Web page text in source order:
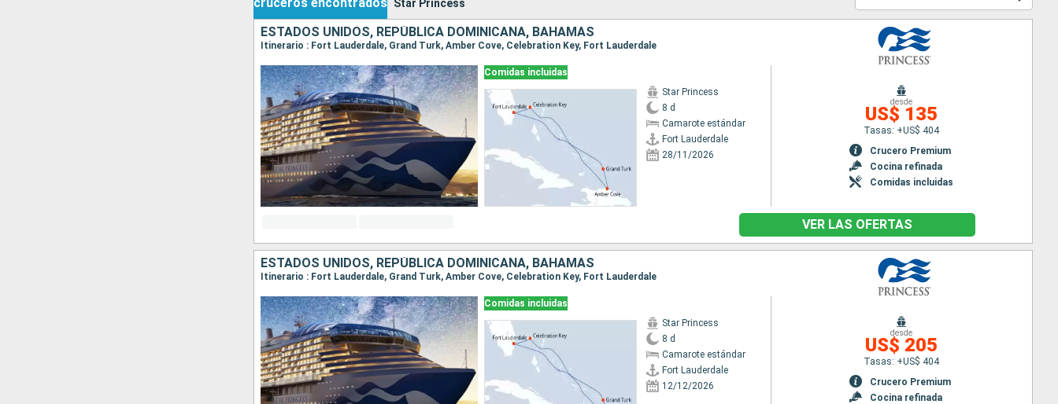
Star Princess
ESTADOS UNIDOS, REPÚBLICA DOMINICANA, BAHAMAS
Itinerario : Fort Lauderdale, Grand Turk, Amber Cove, Celebration Key, Fort Lauderdale
Comidas incluidas
Star Princess
8 d
Camarote estándar
Fort Lauderdale
28/11/2026
desde
US$ 135
Tasas: +US$ 404
Crucero Premium
Cocina refinada
Comidas incluidas
VER LAS OFERTAS
ESTADOS UNIDOS, REPÚBLICA DOMINICANA, BAHAMAS
Itinerario : Fort Lauderdale, Grand Turk, Amber Cove, Celebration Key, Fort Lauderdale
Comidas incluidas
Star Princess
8 d
Camarote estándar
Fort Lauderdale
12/12/2026
desde
US$ 205
Tasas: +US$ 404
Crucero Premium
Cocina refinada